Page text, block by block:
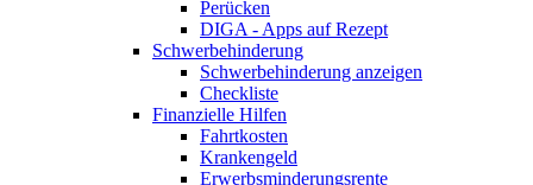
Perücken
DIGA - Apps auf Rezept
Schwerbehinderung
Schwerbehinderung anzeigen
Checkliste
Finanzielle Hilfen
Fahrtkosten
Krankengeld
Erwerbsminderungsrente